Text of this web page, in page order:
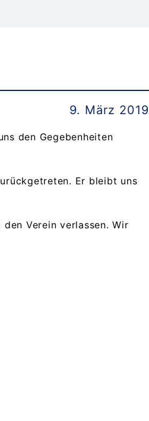
9. März 2019
den Gegebenheiten
Er bleibt uns
Verein verlassen. Wir